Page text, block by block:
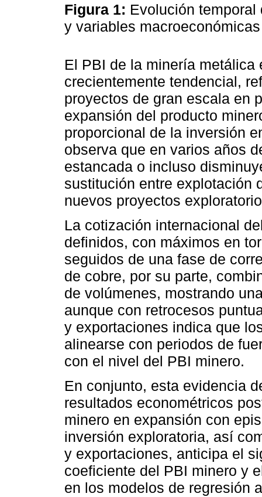
Figura 1: Evolución
y variables
El PBI de la minería
crecientemente tendencial,
proyectos de gran escala en
expansión del producto
proporcional de la inversión
observa que en varios años
estancada o incluso
sustitución entre explotación
nuevos proyectos
La cotización internacional
definidos, con máximos en
seguidos de una fase de
de cobre, por su parte,
de volúmenes, mostrando
aunque con retrocesos
y exportaciones indica que
alinearse con periodos de
con el nivel del PBI minero.
En conjunto, esta evidencia
resultados econométricos
minero en expansión con
inversión exploratoria, así
y exportaciones, anticipa el
coeficiente del PBI minero y
en los modelos de regresión